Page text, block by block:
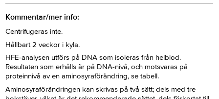
Kommentar/mer info:
Centrifugeras inte.
Hållbart 2 veckor i kyla.
HFE-analysen utförs på DNA som isoleras från helblod.
Resultaten som erhålls är på DNA-nivå, och motsvaras på
proteinnivå av en aminosyraförändring, se tabell.
Aminosyraförändringen kan skrivas på två sätt; dels med tre